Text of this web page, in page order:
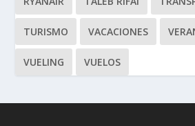
TURISMO VACACIONES
VUELING VUELOS